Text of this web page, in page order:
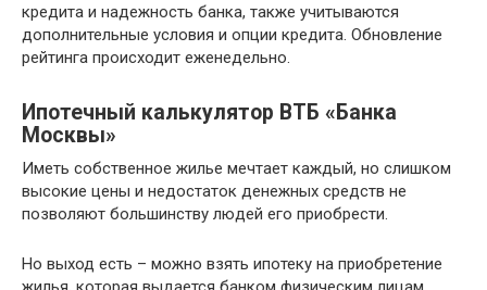
кредита и надежность банка, также учитываются
дополнительные условия и опции кредита. Обновление
рейтинга происходит еженедельно.
Ипотечный калькулятор ВТБ «Банка
Москвы»
Иметь собственное жилье мечтает каждый, но слишком
высокие цены и недостаток денежных средств не
позволяют большинству людей его приобрести.
Но выход есть – можно взять ипотеку на приобретение